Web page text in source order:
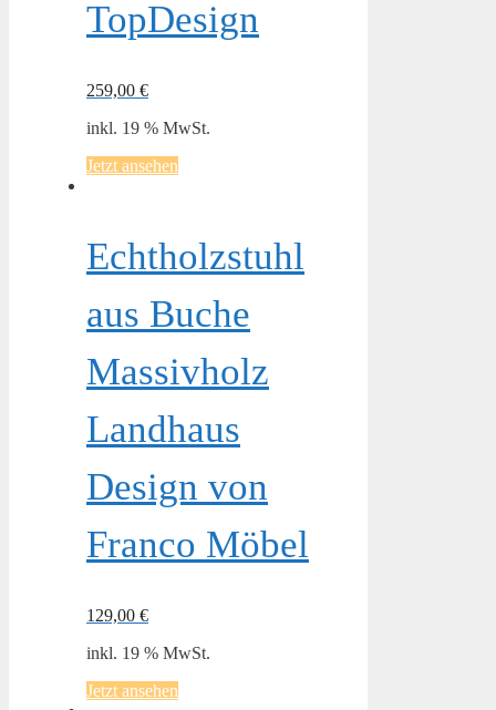
TopDesign
259,00 €
inkl. 19 % MwSt.
Jetzt ansehen
Echtholzstuhl
aus Buche
Massivholz
Landhaus
Design von
Franco Möbel
129,00 €
inkl. 19 % MwSt.
Jetzt ansehen